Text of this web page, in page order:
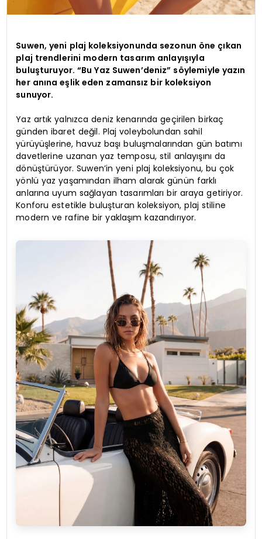
Suwen, yeni plaj koleksiyonunda sezonun öne çıkan
plaj trendlerini modern tasarım anlayışıyla
buluşturuyor. “Bu Yaz Suwen’deniz” söylemiyle yazın
her anına eşlik eden zamansız bir koleksiyon
sunuyor.
Yaz artık yalnızca deniz kenarında geçirilen birkaç
günden ibaret değil. Plaj voleybolundan sahil
yürüyüşlerine, havuz başı buluşmalarından gün batımı
davetlerine uzanan yaz temposu, stil anlayışını da
dönüştürüyor. Suwen’in yeni plaj koleksiyonu, bu çok
yönlü yaz yaşamından ilham alarak günün farklı
anlarına uyum sağlayan tasarımları bir araya getiriyor.
Konforu estetikle buluşturan koleksiyon, plaj stiline
modern ve rafine bir yaklaşım kazandırıyor.